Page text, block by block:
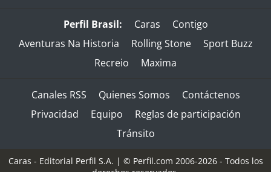
Perfil Brasil: Caras
Contigo
Aventuras Na Historia
Rolling Stone
Sport Buzz
Recreio
Maxima
Canales RSS Quienes Somos
Contáctenos
Privacidad
Equipo
Reglas de participación
Tránsito
Caras - Editorial Perfil S.A. | © Perfil.com 2006-2026 - Todos los